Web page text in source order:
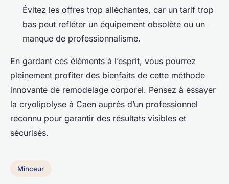
Évitez les offres trop alléchantes, car un tarif trop
bas peut refléter un équipement obsolète ou un
manque de professionnalisme.
En gardant ces éléments à l’esprit, vous pourrez
pleinement profiter des bienfaits de cette méthode
innovante de remodelage corporel. Pensez à essayer
la cryolipolyse à Caen auprès d’un professionnel
reconnu pour garantir des résultats visibles et
sécurisés.
Minceur